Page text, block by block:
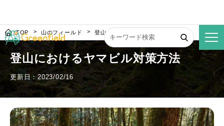
TOP 山のフィールド 登山におけるヤマビル対策方法
登山におけるヤマビル対策方法
更新日：2023/02/16